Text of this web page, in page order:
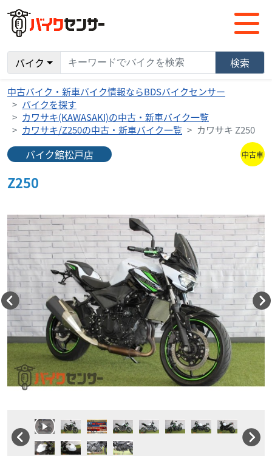
バイク 検索
中古バイク・新車バイク情報ならBDSバイクセンサー
バイクを探す
カワサキ(KAWASAKI)の中古・新車バイク一覧
カワサキ/Z250の中古・新車バイク一覧
カワサキ Z250
バイク館松戸店 中古車
Z250